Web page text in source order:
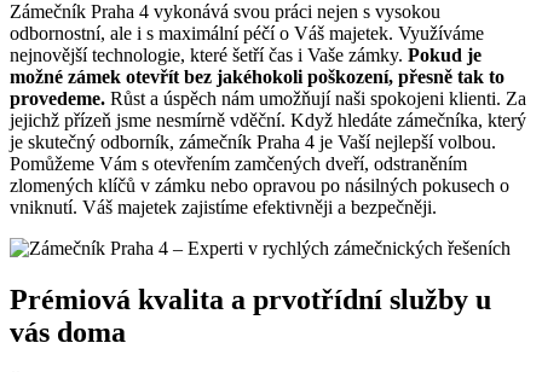
Zámečník Praha 4 vykonává svou práci nejen s vysokou
odbornostní, ale i s maximální péčí o Váš majetek. Využíváme
nejnovější technologie, které šetří čas i Vaše zámky. Pokud je
možné zámek otevřít bez jakéhokoli poškození, přesně tak to
provedeme. Růst a úspěch nám umožňují naši spokojeni klienti. Za
jejichž přízeň jsme nesmírně vděční. Když hledáte zámečníka, který
je skutečný odborník, zámečník Praha 4 je Vaší nejlepší volbou.
Pomůžeme Vám s otevřením zamčených dveří, odstraněním
zlomených klíčů v zámku nebo opravou po násilných pokusech o
vniknutí. Váš majetek zajistíme efektivněji a bezpečněji.
Prémiová kvalita a prvotřídní služby u
vás doma